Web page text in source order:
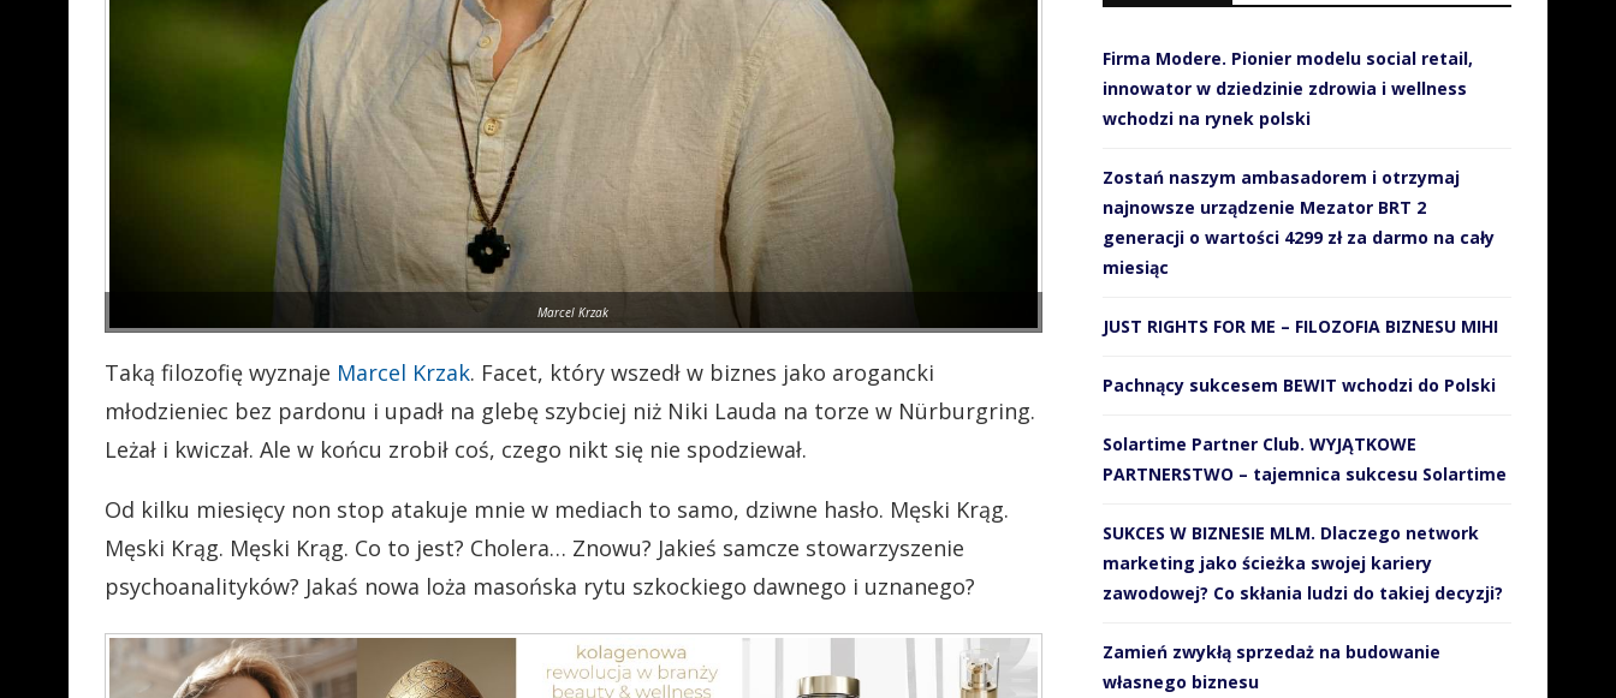
Marcel Krzak
Taką filozofię wyznaje Marcel Krzak. Facet, który wszedł w biznes jako arogancki
młodzieniec bez pardonu i upadł na glebę szybciej niż Niki Lauda na torze w Nürburgring.
Leżał i kwiczał. Ale w końcu zrobił coś, czego nikt się nie spodziewał.
Od kilku miesięcy non stop atakuje mnie w mediach to samo, dziwne hasło. Męski Krąg.
Męski Krąg. Męski Krąg. Co to jest? Cholera… Znowu? Jakieś samcze stowarzyszenie
psychoanalityków? Jakaś nowa loża masońska rytu szkockiego dawnego i uznanego?
Firma Modere. Pionier modelu social retail,
innowator w dziedzinie zdrowia i wellness
wchodzi na rynek polski
Zostań naszym ambasadorem i otrzymaj
najnowsze urządzenie Mezator BRT 2
generacji o wartości 4299 zł za darmo na cały
miesiąc
JUST RIGHTS FOR ME – FILOZOFIA BIZNESU MIHI
Pachnący sukcesem BEWIT wchodzi do Polski
Solartime Partner Club. WYJĄTKOWE
PARTNERSTWO – tajemnica sukcesu Solartime
SUKCES W BIZNESIE MLM. Dlaczego network
marketing jako ścieżka swojej kariery
zawodowej? Co skłania ludzi do takiej decyzji?
Zamień zwykłą sprzedaż na budowanie
własnego biznesu